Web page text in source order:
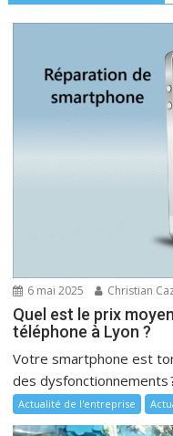
t
i
c
l
e
6 mai 2025 Christian
Quel est le prix
téléphone à Lyon ?
Votre smartphone est
des dysfonctionnements
Actualité de l'entreprise